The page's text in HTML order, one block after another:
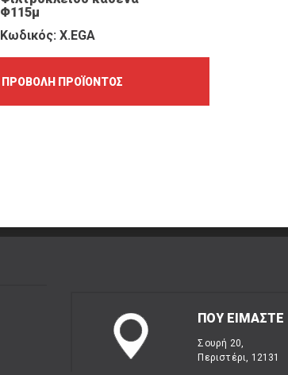
Φ115μ
Κωδικός: X.EGA
ΠΡΟΒΟΛΉ ΠΡΟΪΌΝΤΟΣ
ΠΟΥ ΕΙΜΑΣΤΕ
Σουρή 20,
Περιστέρι, 12131